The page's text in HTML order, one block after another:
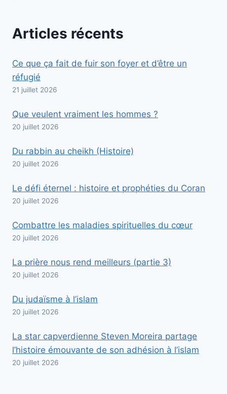
Articles récents
Ce que ça fait de fuir son foyer et d’être un
réfugié
21 juillet 2026
Que veulent vraiment les hommes ?
20 juillet 2026
Du rabbin au cheikh (Histoire)
20 juillet 2026
Le défi éternel : histoire et prophéties du Coran
20 juillet 2026
Combattre les maladies spirituelles du cœur
20 juillet 2026
La prière nous rend meilleurs (partie 3)
20 juillet 2026
Du judaïsme à l’islam
20 juillet 2026
La star capverdienne Steven Moreira partage
l’histoire émouvante de son adhésion à l’islam
20 juillet 2026